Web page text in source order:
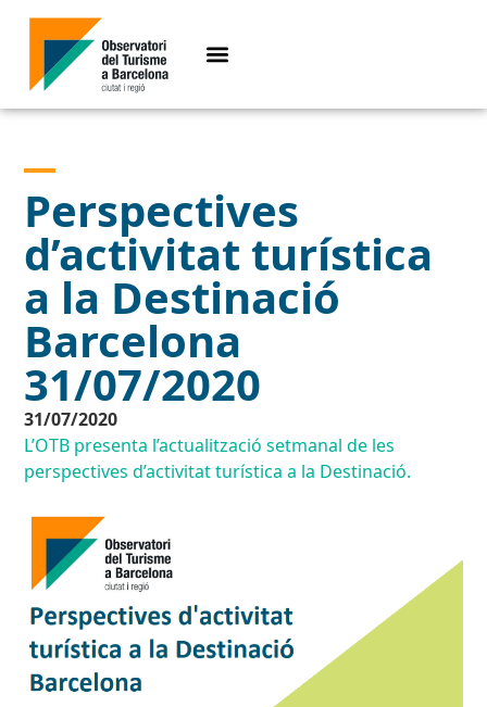
Perspectives
d’activitat turística
a la Destinació
Barcelona
31/07/2020
31/07/2020
L’OTB presenta l’actualització setmanal de les
perspectives d’activitat turística a la Destinació.